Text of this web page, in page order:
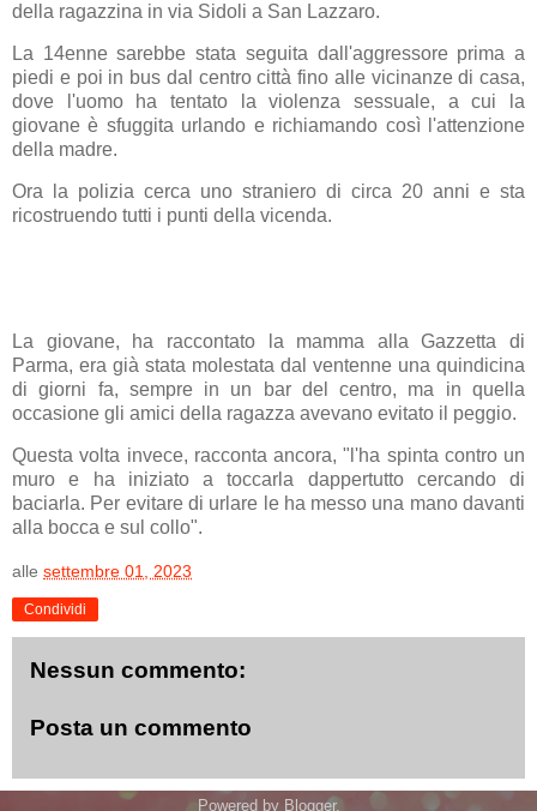
della ragazzina in via Sidoli a San Lazzaro.
La 14enne sarebbe stata seguita dall'aggressore prima a
piedi e poi in bus dal centro città fino alle vicinanze di casa,
dove l'uomo ha tentato la violenza sessuale, a cui la
giovane è sfuggita urlando e richiamando così l'attenzione
della madre.
Ora la polizia cerca uno straniero di circa 20 anni e sta
ricostruendo tutti i punti della vicenda.
La giovane, ha raccontato la mamma alla Gazzetta di
Parma, era già stata molestata dal ventenne una quindicina
di giorni fa, sempre in un bar del centro, ma in quella
occasione gli amici della ragazza avevano evitato il peggio.
Questa volta invece, racconta ancora, "l'ha spinta contro un
muro e ha iniziato a toccarla dappertutto cercando di
baciarla. Per evitare di urlare le ha messo una mano davanti
alla bocca e sul collo".
alle settembre 01, 2023
Condividi
Nessun commento:
Posta un commento
Powered by Blogger.